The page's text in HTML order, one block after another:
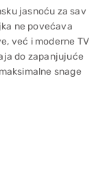
jasnoću za sav
ne povećava
već i moderne TV
do zapanjujuće
snage